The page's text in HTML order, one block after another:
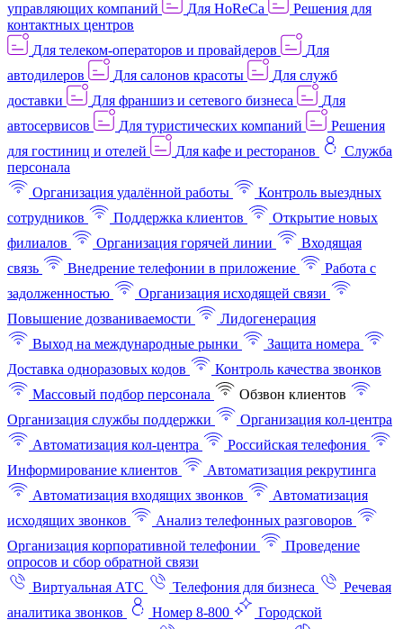
управляющих компаний
Для HoReCa
Решения для
контактных центров
Для телеком-операторов и провайдеров
Для
автодилеров
Для салонов красоты
Для служб
доставки
Для франшиз и сетевого бизнеса
Для
автосервисов
Для туристических компаний
Решения
для гостиниц и отелей
Для кафе и ресторанов
Служба
персонала
Организация удалённой работы
Контроль выездных
сотрудников
Поддержка клиентов
Открытие новых
филиалов
Организация горячей линии
Входящая
связь
Внедрение телефонии в приложение
Работа с
задолженностью
Организация исходящей связи
Повышение дозваниваемости
Лидогенерация
Выход на международные рынки
Защита номера
Доставка одноразовых кодов
Контроль качества звонков
Массовый подбор персонала
Обзвон клиентов
Организация службы поддержки
Организация кол-центра
Автоматизация кол-центра
Российская телефония
Информирование клиентов
Автоматизация рекрутинга
Автоматизация входящих звонков
Автоматизация
исходящих звонков
Анализ телефонных разговоров
Организация корпоративной телефонии
Проведение
опросов и сбор обратной связи
Виртуальная АТС
Телефония для бизнеса
Речевая
аналитика звонков
Номер 8-800
Городской